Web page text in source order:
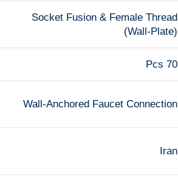
Socket Fusion & Female Thread
(Wall-Plate)
70 Pcs
Wall-Anchored Faucet Connection
Iran